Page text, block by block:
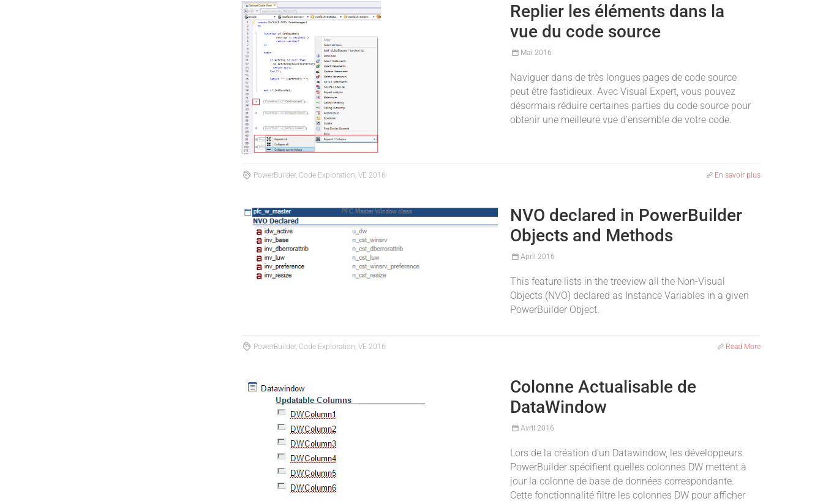
Replier les éléments dans la
vue du code source
Mai 2016
Naviguer dans de très longues pages de code source
peut être fastidieux. Avec Visual Expert, vous pouvez
désormais réduire certaines parties du code source pour
obtenir une meilleure vue d'ensemble de votre code.
PowerBuilder, Code Exploration, VE 2016 En savoir plus
NVO declared in PowerBuilder
Objects and Methods
April 2016
This feature lists in the treeview all the Non-Visual
Objects (NVO) declared as Instance Variables in a given
PowerBuilder Object.
PowerBuilder, Code Exploration, VE 2016 Read More
Colonne Actualisable de
DataWindow
Avril 2016
Lors de la création d'un Datawindow, les développeurs
PowerBuilder spécifient quelles colonnes DW mettent à
jour la colonne de base de données correspondante.
Cette fonctionnalité filtre les colonnes DW pour afficher